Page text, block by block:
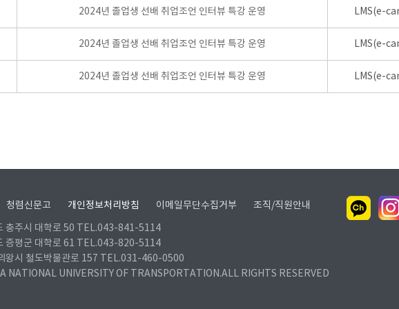
2024년 졸업생 선배 취업조언 인터뷰 특강 운영 LMS(e-
2024년 졸업생 선배 취업조언 인터뷰 특강 운영 LMS(e-
2024년 졸업생 선배 취업조언 인터뷰 특강 운영 LMS(e-
청렴신문고 개인정보처리방침 이메일무단수집거부 조직/직원안내
충주시 대학로 50 TEL.043-841-5114
증평군 대학로 61 TEL.043-820-5114
왕시 철도박물관로 157 TEL.031-460-0500
NATIONAL UNIVERSITY OF TRANSPORTATION.ALL RIGHTS RESERVED